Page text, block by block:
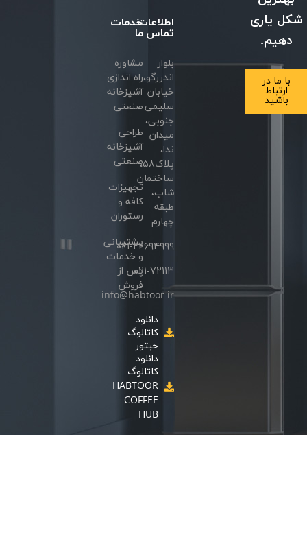
یاری
ما در
ارتباط
باشید
اطلاعات
تماس
بلوار
اندرزگو،
خیابان
سلیمی
جنوبی،
میدان
پلاک۵۸،
ساختمان
شاب،
طبقه
چهارم
۰۲۱-۲۲۶۹۴۹۹۹
۰۲۱-۷۲۱۱۳
info@habtoor.ir
دانلود
کاتالوگ
حبتور
دانلود
کاتالوگ
HABTOOR
COFFEE
HUB
خدمات
ما
مشاوره
راه اندازی
آشپزخانه
صنعتی
طراحی
آشپزخانه
صنعتی
تجهیزات
کافه و
رستوران
پشتیبانی
و خدمات
پس از
فروش